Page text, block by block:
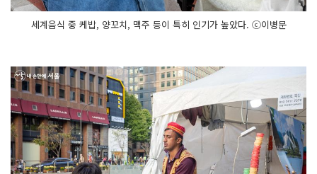
세계음식 중 케밥, 양꼬치, 맥주 등이 특히 인기가 높았다. ⓒ이병문